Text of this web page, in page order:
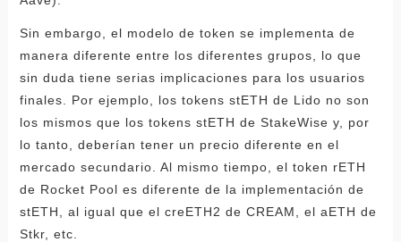
Sin embargo, el modelo de token se implementa de
manera diferente entre los diferentes grupos, lo que
sin duda tiene serias implicaciones para los usuarios
finales. Por ejemplo, los tokens stETH de Lido no son
los mismos que los tokens stETH de StakeWise y, por
lo tanto, deberían tener un precio diferente en el
mercado secundario. Al mismo tiempo, el token rETH
de Rocket Pool es diferente de la implementación de
stETH, al igual que el creETH2 de CREAM, el aETH de
Stkr, etc.